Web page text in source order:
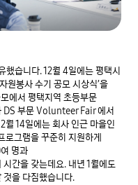
했습니다. 12월 4일에는 평택시
원봉사 수기 공모 시상식’을
에서 평택지역 초등부문
DS 부문 Volunteer Fair 에서
월 14일에는 회사 인근 마을인
로그램을 꾸준히 지원하게
명과
간을 갖는데요. 내년 1월에도
을 다짐했습니다.